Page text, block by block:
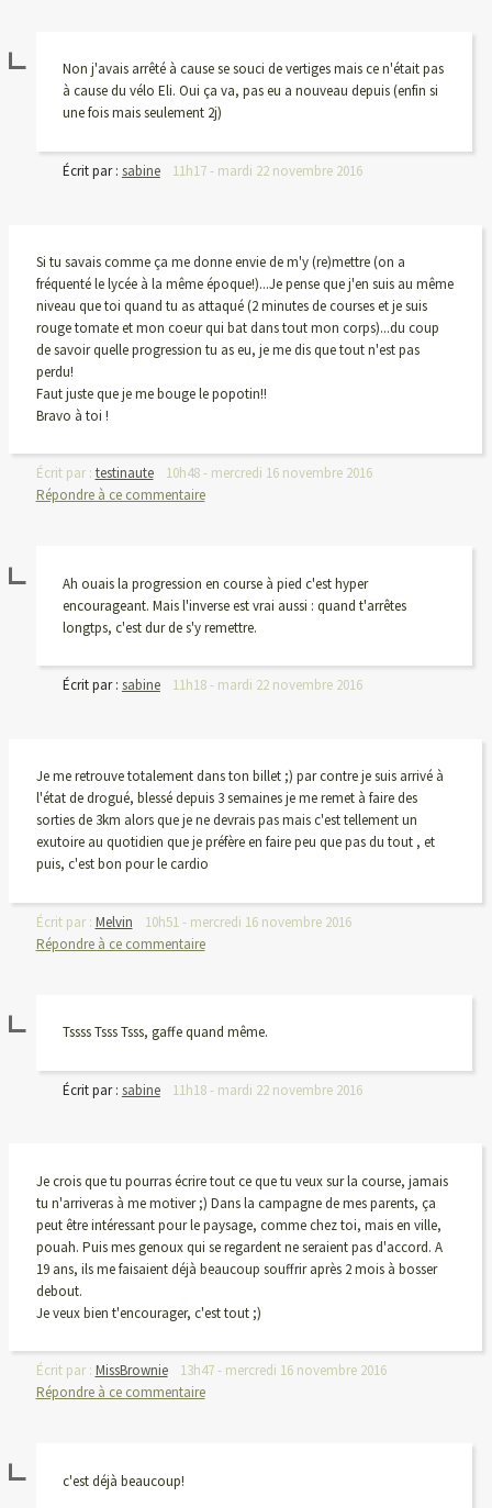
Non j'avais arrêté à cause se souci de vertiges mais ce n'était pas
à cause du vélo Eli. Oui ça va, pas eu a nouveau depuis (enfin si
une fois mais seulement 2j)
Écrit par : sabine 11h17- mardi 22 novembre 2016
Si tu savais comme ça me donne envie de m'y (re)mettre (on a
fréquenté le lycée à la même époque!)...Je pense que j'en suis au même
niveau que toi quand tu as attaqué (2 minutes de courses et je suis
rouge tomate et mon coeur qui bat dans tout mon corps)...du coup
de savoir quelle progression tu as eu, je me dis que tout n'est pas
perdu!
Faut juste que je me bouge le popotin!!
Bravo à toi !
Écrit par : testinaute 10h48- mercredi 16 novembre 2016
Répondre à ce commentaire
Ah ouais la progression en course à pied c'est hyper
encourageant. Mais l'inverse est vrai aussi : quand t'arrêtes
longtps, c'est dur de s'y remettre.
Écrit par : sabine 11h18- mardi 22 novembre 2016
Je me retrouve totalement dans ton billet ;) par contre je suis arrivé à
l'état de drogué, blessé depuis 3 semaines je me remet à faire des
sorties de 3km alors que je ne devrais pas mais c'est tellement un
exutoire au quotidien que je préfère en faire peu que pas du tout , et
puis, c'est bon pour le cardio
Écrit par : Melvin 10h51- mercredi 16 novembre 2016
Répondre à ce commentaire
Tssss Tsss Tsss, gaffe quand même.
Écrit par : sabine 11h18- mardi 22 novembre 2016
Je crois que tu pourras écrire tout ce que tu veux sur la course, jamais
tu n'arriveras à me motiver ;) Dans la campagne de mes parents, ça
peut être intéressant pour le paysage, comme chez toi, mais en ville,
pouah. Puis mes genoux qui se regardent ne seraient pas d'accord. A
19 ans, ils me faisaient déjà beaucoup souffrir après 2 mois à bosser
debout.
Je veux bien t'encourager, c'est tout ;)
Écrit par : MissBrownie 13h47- mercredi 16 novembre 2016
Répondre à ce commentaire
c'est déjà beaucoup!